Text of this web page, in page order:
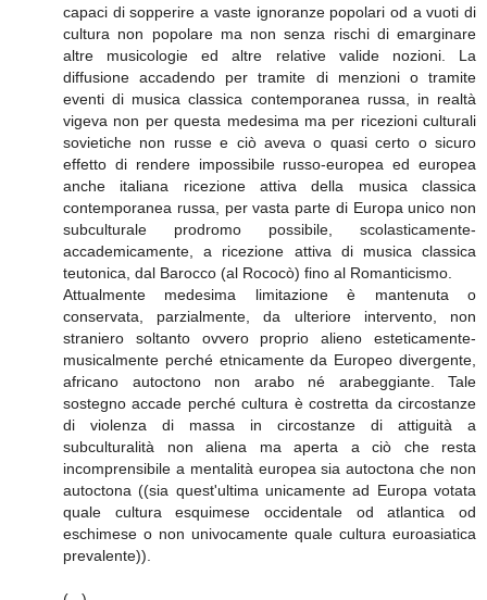
capaci di sopperire a vaste ignoranze popolari od a vuoti di
cultura non popolare ma non senza rischi di emarginare
altre musicologie ed altre relative valide nozioni. La
diffusione accadendo per tramite di menzioni o tramite
eventi di musica classica contemporanea russa, in realtà
vigeva non per questa medesima ma per ricezioni culturali
sovietiche non russe e ciò aveva o quasi certo o sicuro
effetto di rendere impossibile russo-europea ed europea
anche italiana ricezione attiva della musica classica
contemporanea russa, per vasta parte di Europa unico non
subculturale prodromo possibile, scolasticamente-
accademicamente, a ricezione attiva di musica classica
teutonica, dal Barocco (al Rococò) fino al Romanticismo.
Attualmente medesima limitazione è mantenuta o
conservata, parzialmente, da ulteriore intervento, non
straniero soltanto ovvero proprio alieno esteticamente-
musicalmente perché etnicamente da Europeo divergente,
africano autoctono non arabo né arabeggiante. Tale
sostegno accade perché cultura è costretta da circostanze
di violenza di massa in circostanze di attiguità a
subculturalità non aliena ma aperta a ciò che resta
incomprensibile a mentalità europea sia autoctona che non
autoctona ((sia quest'ultima unicamente ad Europa votata
quale cultura esquimese occidentale od atlantica od
eschimese o non univocamente quale cultura euroasiatica
prevalente)).